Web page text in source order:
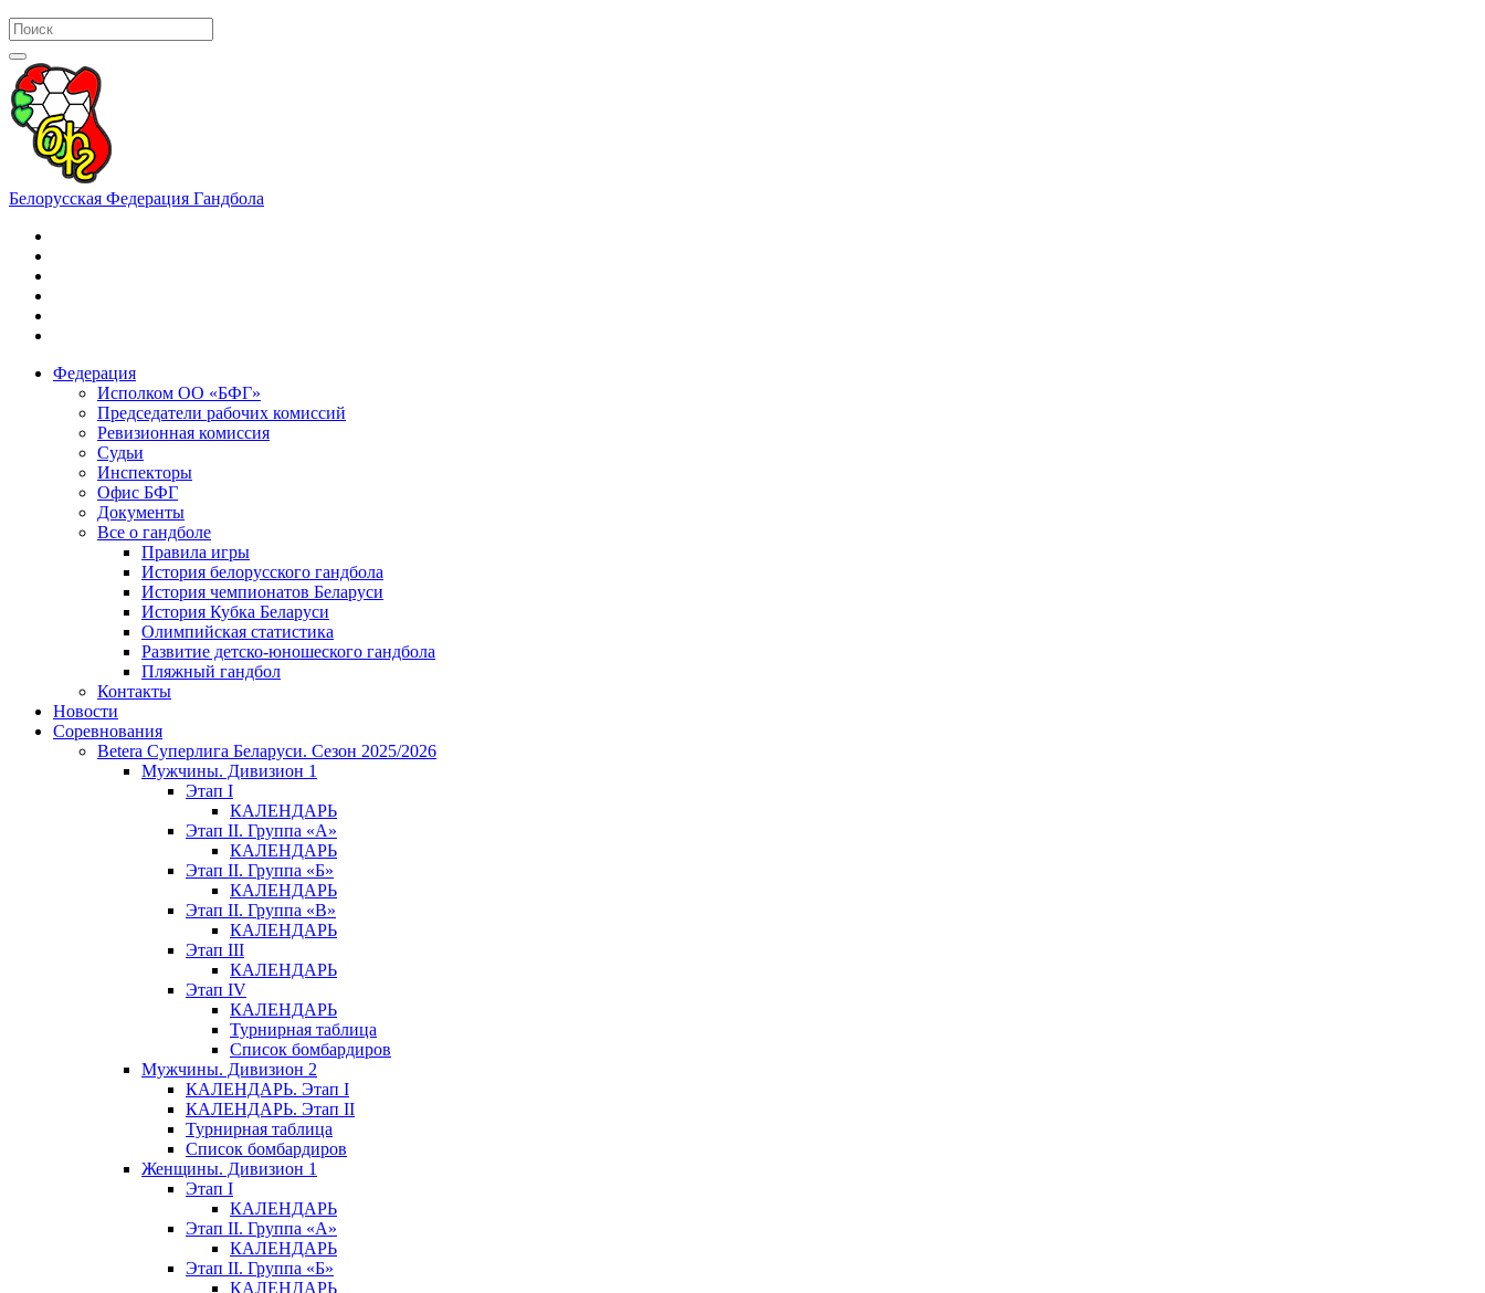
Белорусская Федерация Гандбола
Федерация
Исполком ОО «БФГ»
Председатели рабочих комиссий
Ревизионная комиссия
Судьи
Инспекторы
Офис БФГ
Документы
Все о гандболе
Правила игры
История белорусского гандбола
История чемпионатов Беларуси
История Кубка Беларуси
Олимпийская статистика
Развитие детско-юношеского гандбола
Пляжный гандбол
Контакты
Новости
Соревнования
Betera Суперлига Беларуси. Сезон 2025/2026
Мужчины. Дивизион 1
Этап I
КАЛЕНДАРЬ
Этап II. Группа «А»
КАЛЕНДАРЬ
Этап II. Группа «Б»
КАЛЕНДАРЬ
Этап II. Группа «В»
КАЛЕНДАРЬ
Этап III
КАЛЕНДАРЬ
Этап IV
КАЛЕНДАРЬ
Турнирная таблица
Список бомбардиров
Мужчины. Дивизион 2
КАЛЕНДАРЬ. Этап I
КАЛЕНДАРЬ. Этап II
Турнирная таблица
Список бомбардиров
Женщины. Дивизион 1
Этап I
КАЛЕНДАРЬ
Этап II. Группа «А»
КАЛЕНДАРЬ
Этап II. Группа «Б»
КАЛЕНДАРЬ